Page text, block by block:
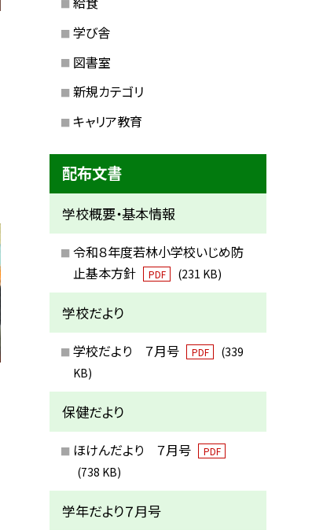
学び舎
図書室
新規カテゴリ
キャリア教育
配布文書
学校概要・基本情報
令和８年度若林小学校いじめ防
止基本方針
PDF (231 KB)
学校だより
学校だより ７月号 PDF
(339
KB)
保健だより
ほけんだより ７月号 PDF
(738 KB)
学年だより７月号